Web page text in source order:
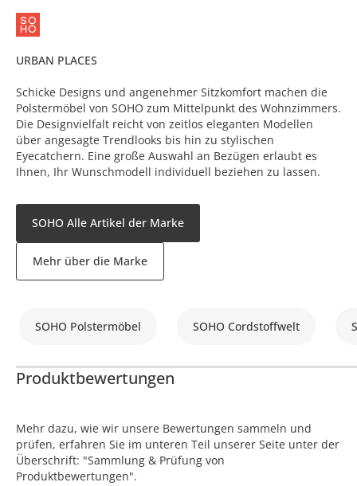
URBAN PLACES
Schicke Designs und angenehmer Sitzkomfort machen die
Polstermöbel von SOHO zum Mittelpunkt des Wohnzimmers.
Die Designvielfalt reicht von zeitlos eleganten Modellen
über angesagte Trendlooks bis hin zu stylischen
Eyecatchern. Eine große Auswahl an Bezügen erlaubt es
Ihnen, Ihr Wunschmodell individuell beziehen zu lassen.
SOHO Alle Artikel der Marke
Mehr über die Marke
SOHO Polstermöbel SOHO Cordstoffwelt
Produktbewertungen
Mehr dazu, wie wir unsere Bewertungen sammeln und
prüfen, erfahren Sie im unteren Teil unserer Seite unter der
Überschrift: "Sammlung & Prüfung von
Produktbewertungen".